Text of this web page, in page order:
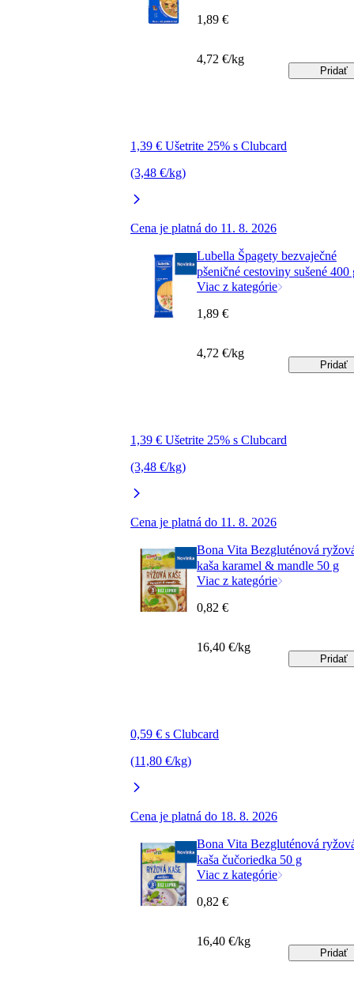
1,39 € Ušetrite 25% s Clubcard
(3,48 €/kg)
Cena je platná do 11. 8. 2026
1,89 €
4,72 €/kg
Pridať
Lubella Špagety bezvaječné
pšeničné cestoviny sušené 400
Viac z kategórie
1,39 € Ušetrite 25% s Clubcard
(3,48 €/kg)
Cena je platná do 11. 8. 2026
1,89 €
4,72 €/kg
Pridať
Bona Vita Bezgluténová
kaša karamel & mandle 50 g
Viac z kategórie
0,59 € s Clubcard
(11,80 €/kg)
Cena je platná do 18. 8. 2026
0,82 €
16,40 €/kg
Pridať
Bona Vita Bezgluténová
kaša čučoriedka 50 g
Viac z kategórie
0,82 €
16,40 €/kg
Pridať